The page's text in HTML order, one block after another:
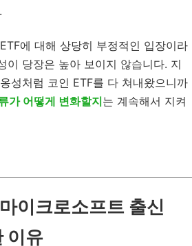
에 대해 상당히 부정적인 입장이라
이 당장은 높아 보이지 않습니다. 지
성처럼 코인 ETF를 다 쳐내왔으니까
가 어떻게 변화할지는 계속해서 지켜
이크로소프트 출신
이유